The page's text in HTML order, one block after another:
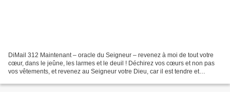
DiMail 312 Maintenant – oracle du Seigneur – revenez à moi de tout votre
cœur, dans le jeûne, les larmes et le deuil ! Déchirez vos cœurs et non pas
vos vêtements, et revenez au Seigneur votre Dieu, car il est tendre et